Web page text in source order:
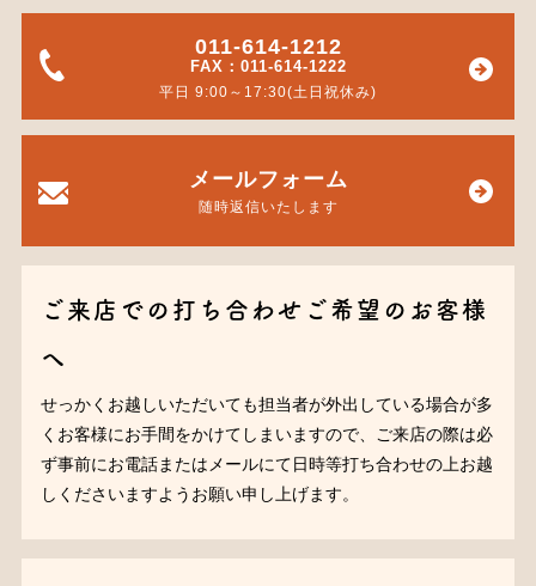
011-614-1212
FAX：011-614-1222
平日 9:00～17:30(土日祝休み)
メールフォーム
随時返信いたします
ご来店での打ち合わせご希望のお客様
へ
せっかくお越しいただいても担当者が外出している場合が多
くお客様にお手間をかけてしまいますので、ご来店の際は必
ず事前にお電話またはメールにて日時等打ち合わせの上お越
しくださいますようお願い申し上げます。